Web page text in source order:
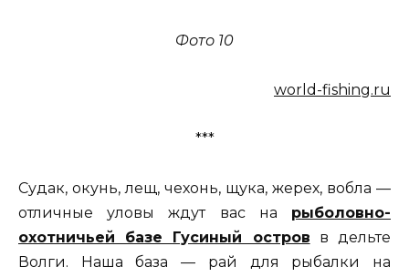
Фото 10
world-fishing.ru
***
Судак, окунь, лещ, чехонь, щука, жерех, вобла —
отличные уловы ждут вас на рыболовно-
охотничьей базе Гусиный остров в дельте
Волги. Наша база — рай для рыбалки на